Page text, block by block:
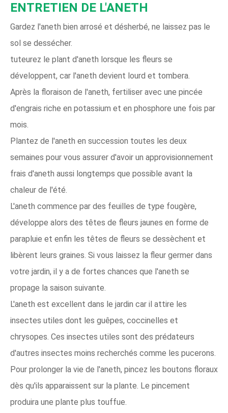
ENTRETIEN DE L'ANETH
Gardez l'aneth bien arrosé et désherbé, ne laissez pas le
sol se dessécher.
tuteurez le plant d'aneth lorsque les fleurs se
développent, car l'aneth devient lourd et tombera.
Après la floraison de l'aneth, fertiliser avec une pincée
d'engrais riche en potassium et en phosphore une fois par
mois.
Plantez de l'aneth en succession toutes les deux
semaines pour vous assurer d'avoir un approvisionnement
frais d'aneth aussi longtemps que possible avant la
chaleur de l'été.
L'aneth commence par des feuilles de type fougère,
développe alors des têtes de fleurs jaunes en forme de
parapluie et enfin les têtes de fleurs se dessèchent et
libèrent leurs graines. Si vous laissez la fleur germer dans
votre jardin, il y a de fortes chances que l'aneth se
propage la saison suivante.
L'aneth est excellent dans le jardin car il attire les
insectes utiles dont les guêpes, coccinelles et
chrysopes. Ces insectes utiles sont des prédateurs
d'autres insectes moins recherchés comme les pucerons.
Pour prolonger la vie de l'aneth, pincez les boutons floraux
dès qu'ils apparaissent sur la plante. Le pincement
produira une plante plus touffue.